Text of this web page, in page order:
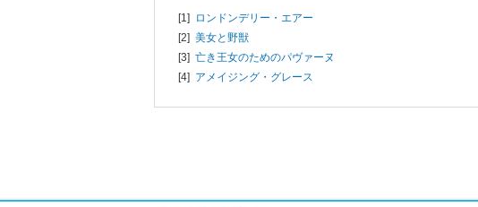
[1] ロンドンデリー・エアー
[2] 美女と野獣
[3] 亡き王女のためのパヴァーヌ
[4] アメイジング・グレース